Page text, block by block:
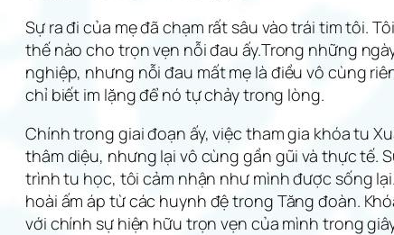
Sự ra đi của mẹ đã chạm rất sâu vào trái tim tôi.
thế nào cho trọn vẹn nỗi đau ấy.Trong những
nghiệp, nhưng nỗi đau mất mẹ là điều vô cùng
chỉ biết im lặng để nó tự chảy trong lòng.
Chính trong giai đoạn ấy, việc tham gia khóa tu
thâm diệu, nhưng lại vô cùng gần gũi và thực tế.
trình tu học, tôi cảm nhận như mình được sống
hoài ấm áp từ các huynh đệ trong Tăng đoàn.
với chính sự hiện hữu trọn vẹn của mình trong